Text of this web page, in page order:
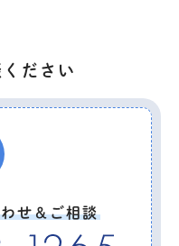
ださい
せ＆ご相談